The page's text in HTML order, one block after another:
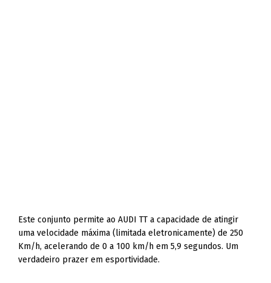
Este conjunto permite ao AUDI TT a capacidade de atingir
uma velocidade máxima (limitada eletronicamente) de 250
Km/h, acelerando de 0 a 100 km/h em 5,9 segundos. Um
verdadeiro prazer em esportividade.